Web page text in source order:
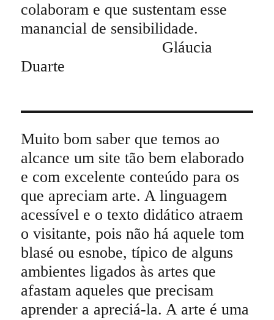
colaboram e que sustentam esse
manancial de sensibilidade.
Gláucia
Duarte
Muito bom saber que temos ao
alcance um site tão bem elaborado
e com excelente conteúdo para os
que apreciam arte. A linguagem
acessível e o texto didático atraem
o visitante, pois não há aquele tom
blasé ou esnobe, típico de alguns
ambientes ligados às artes que
afastam aqueles que precisam
aprender a apreciá-la. A arte é uma